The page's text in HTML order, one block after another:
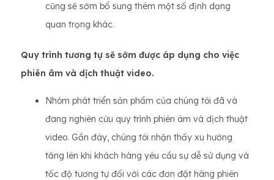
cũng sẽ sớm bổ sung thêm một số định dạng
quan trọng khác.
Quy trình tương tự sẽ sớm được áp dụng cho việc
phiên âm và dịch thuật video.
Nhóm phát triển sản phẩm của chúng tôi đã và
đang nghiên cứu quy trình phiên âm và dịch thuật
video. Gần đây, chúng tôi nhận thấy xu hướng
tăng lên khi khách hàng yêu cầu sự dễ sử dụng và
tốc độ tương tự đối với các đơn đặt hàng phiên